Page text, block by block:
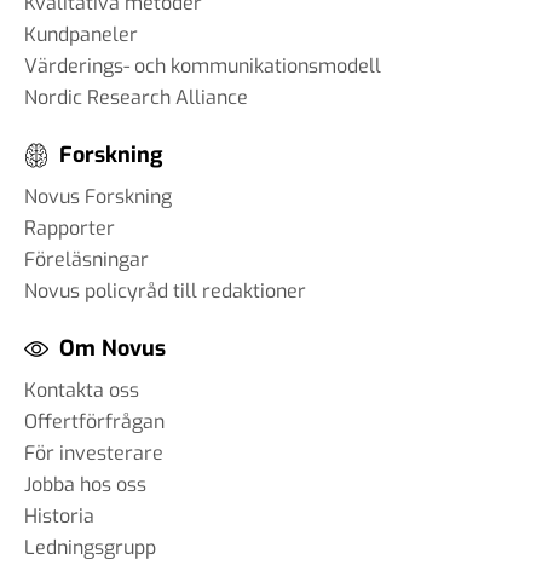
Kundpaneler
Värderings- och kommunikationsmodell
Nordic Research Alliance
Forskning
Novus Forskning
Rapporter
Föreläsningar
Novus policyråd till redaktioner
Om Novus
Kontakta oss
Offertförfrågan
För investerare
Jobba hos oss
Historia
Ledningsgrupp